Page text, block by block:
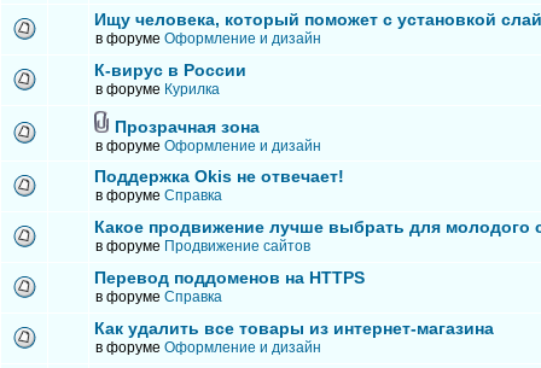
Ищу человека, который поможет с установкой
в форуме Оформление и дизайн
К-вирус в России
в форуме Курилка
Прозрачная зона
в форуме Оформление и дизайн
Поддержка Okis не отвечает!
в форуме Справка
Какое продвижение лучше выбрать для молодого
в форуме Продвижение сайтов
Перевод поддоменов на HTTPS
в форуме Справка
Как удалить все товары из интернет-магазина
в форуме Оформление и дизайн